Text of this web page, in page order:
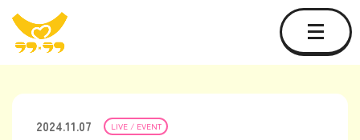
2024.11.07 LIVE / EVENT